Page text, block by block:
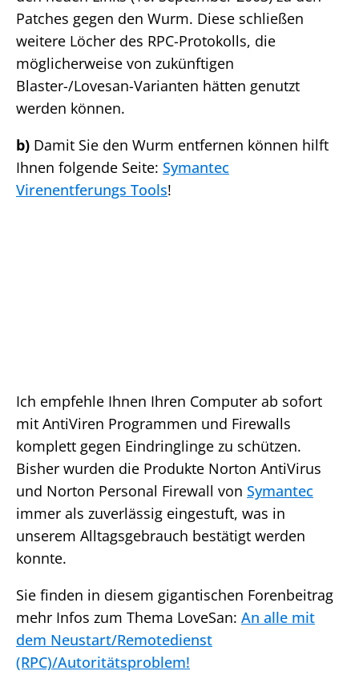
Patches gegen den Wurm. Diese schließen
weitere Löcher des RPC-Protokolls, die
möglicherweise von zukünftigen
Blaster-/Lovesan-Varianten hätten genutzt
werden können.
b) Damit Sie den Wurm entfernen können hilft
Ihnen folgende Seite: Symantec
Virenentferungs Tools!
Ich empfehle Ihnen Ihren Computer ab sofort
mit AntiViren Programmen und Firewalls
komplett gegen Eindringlinge zu schützen.
Bisher wurden die Produkte Norton AntiVirus
und Norton Personal Firewall von Symantec
immer als zuverlässig eingestuft, was in
unserem Alltagsgebrauch bestätigt werden
konnte.
Sie finden in diesem gigantischen Forenbeitrag
mehr Infos zum Thema LoveSan: An alle mit
dem Neustart/Remotedienst
(RPC)/Autoritätsproblem!